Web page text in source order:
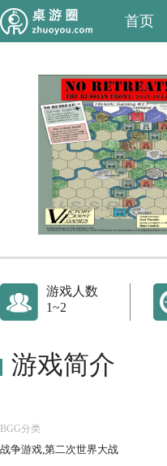
首页
游戏人数
1~2
游戏简介
BGG分类
战争游戏,第二次世界大战